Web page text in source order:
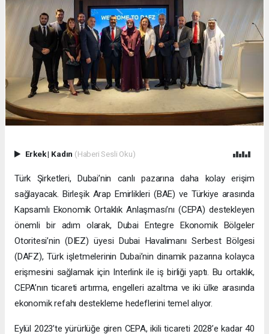
Erkek| Kadın (Haberi Sesli Oku)
Türk Şirketleri, Dubai’nin canlı pazarına daha kolay erişim
sağlayacak. Birleşik Arap Emirlikleri (BAE) ve Türkiye arasında
Kapsamlı Ekonomik Ortaklık Anlaşması’nı (CEPA) destekleyen
önemli bir adım olarak, Dubai Entegre Ekonomik Bölgeler
Otoritesi’nin (DIEZ) üyesi Dubai Havalimanı Serbest Bölgesi
(DAFZ), Türk işletmelerinin Dubai’nin dinamik pazarına kolayca
erişmesini sağlamak için Interlink ile iş birliği yaptı. Bu ortaklık,
CEPA’nın ticareti artırma, engelleri azaltma ve iki ülke arasında
ekonomik refahı destekleme hedeflerini temel alıyor.
Eylül 2023’te yürürlüğe giren CEPA, ikili ticareti 2028’e kadar 40